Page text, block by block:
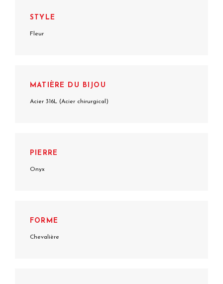
STYLE
Fleur
MATIÈRE DU BIJOU
Acier 316L (Acier chirurgical)
PIERRE
Onyx
FORME
Chevalière